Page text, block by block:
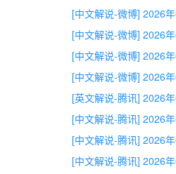
[中文解说-微博] 2026
[中文解说-微博] 2026
[中文解说-微博] 2026
[中文解说-微博] 2026
[英文解说-腾讯] 2026
[中文解说-腾讯] 2026
[中文解说-腾讯] 2026
[中文解说-腾讯] 2026